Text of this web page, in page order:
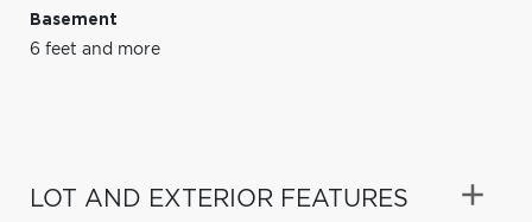
Basement
6 feet and more
LOT AND EXTERIOR FEATURES